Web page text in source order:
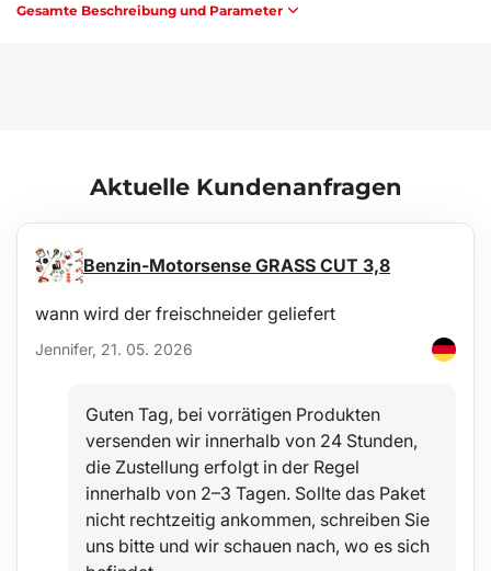
üblichen Reinigungsmitteln geeignet (z. B. Waschen mit
lauwarmem Wasser und einem nicht-aggressiven, nicht
außerhalb des Fahrzeugs z. B. mit einem Gartenschlauch
Die Materialqualität ermöglicht den Einsatz der Wanne in einem
weiten Temperaturbereich von -60°C bis +80°C und bietet
außerdem eine hohe Beständigkeit gegen Materialalterung durch
UV-Strahlung.
Das hypoallergene Material ermöglicht eine beliebige Verwendung
Gesamte Beschreibung und Parameter
Aktuelle Kundenanfragen
Benzin-Motorsense GRASS CUT 3,8
wann wird der freischneider geliefert
Jennifer, 21. 05. 2026
Guten Tag, bei vorrätigen Produkten
versenden wir innerhalb von 24 Stunden,
die Zustellung erfolgt in der Regel
innerhalb von 2–3 Tagen. Sollte das Paket
nicht rechtzeitig ankommen, schreiben Sie
uns bitte und wir schauen nach, wo es sich